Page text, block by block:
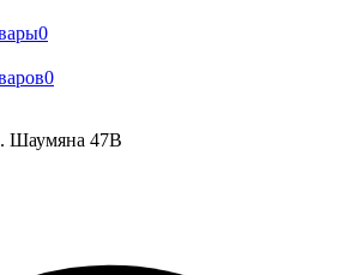
0
0
Шаумяна 47В